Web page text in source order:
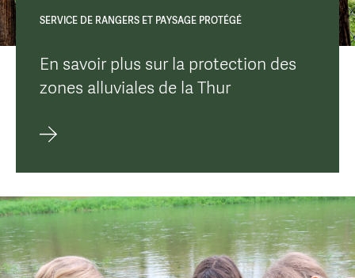
SERVICE DE RANGERS ET PAYSAGE PROTÉGÉ
En savoir plus sur la protection des
zones alluviales de la Thur